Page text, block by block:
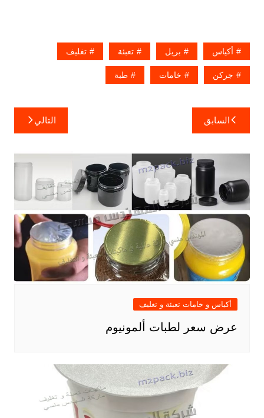
أكياس بريل تعبئة تغليف
جركن خامات طبة
تصفّح
المقالات
السابق التالي
أكياس و خامات تعبئة و تغليف
عرض سعر لطبات ألمونيوم